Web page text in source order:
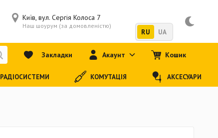
Київ, вул. Сергія Колоса 7
Наш шоурум (за домовленістю)
RU UA
Закладки Акаунт Кошик
РАДІОСИСТЕМИ КОМУТАЦІЯ АКСЕСУАРИ